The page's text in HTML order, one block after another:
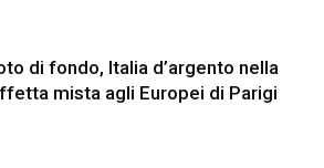
di fondo, Italia d’argento nella
mista agli Europei di Parigi